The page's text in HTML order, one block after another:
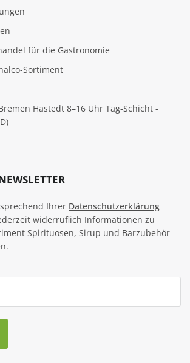
für die Gastronomie
Sortiment
Hastedt 8–16 Uhr Tag-Schicht -
Ihrer Datenschutzerklärung
widerruflich Informationen zu
Spirituosen, Sirup und Barzubehör